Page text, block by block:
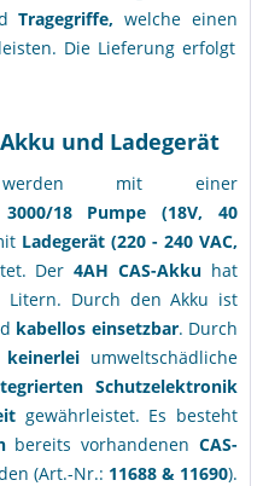
Tragegriffe,welche einen
Die Lieferung erfolgt
und Ladegerät
werden mit einer
3000/18 Pumpe (18V, 40
Ladegerät (220 - 240 VAC,
Der4AH CAS-Akku hat
Litern. Durch den Akku ist
kabellos einsetzbar. Durch
keinerleiumweltschädliche
Schutzelektronik
gewährleistet. Es besteht
bereits vorhandenenCAS-
(Art.-Nr.: 11688 & 11690).